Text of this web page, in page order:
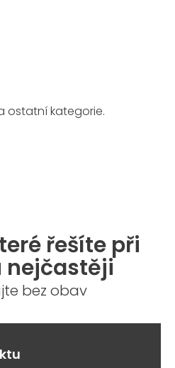
ostatní kategorie.
řešíte při
nejčastěji
bez obav